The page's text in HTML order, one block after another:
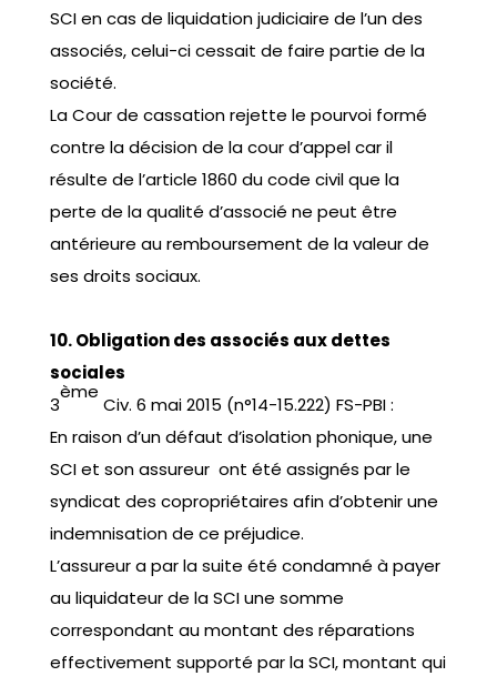
SCI en cas de liquidation judiciaire de l’un des
associés, celui-ci cessait de faire partie de la
société.
La Cour de cassation rejette le pourvoi formé
contre la décision de la cour d’appel car il
résulte de l’article 1860 du code civil que la
perte de la qualité d’associé ne peut être
antérieure au remboursement de la valeur de
ses droits sociaux.
10. Obligation des associés aux dettes
sociales
3
ème
Civ. 6 mai 2015 (n°14-15.222) FS-PBI :
En raison d’un défaut d’isolation phonique, une
SCI et son assureur ont été assignés par le
syndicat des copropriétaires afin d’obtenir une
indemnisation de ce préjudice.
L’assureur a par la suite été condamné à payer
au liquidateur de la SCI une somme
correspondant au montant des réparations
effectivement supporté par la SCI, montant qui